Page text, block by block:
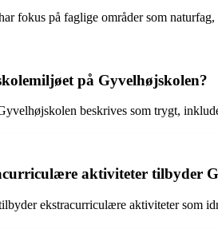
fokus på faglige områder som
på Gyvelhøjskolen?
beskrives som trygt,
aktiviteter tilbyder
ekstracurriculære aktiviteter som